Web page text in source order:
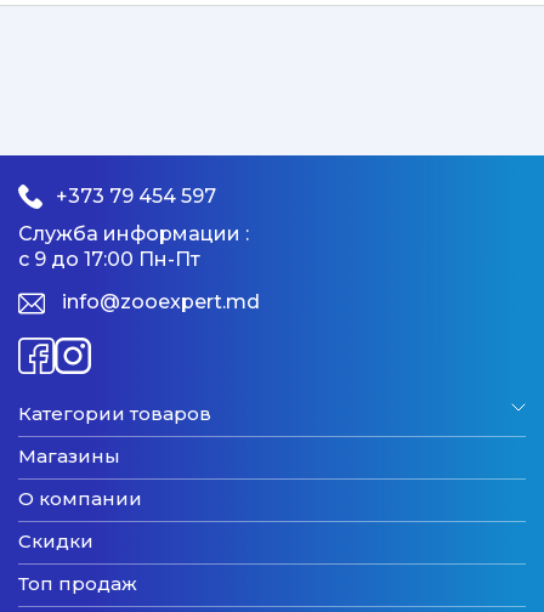
+373 79 454 597
Служба информации :
с 9 до 17:00 Пн-Пт
info@zooexpert.md
Категории товаров
Магазины
О компании
Скидки
Топ продаж